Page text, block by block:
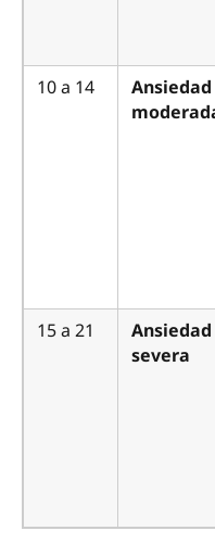
10 a 14
Ansiedad
15 a 21
Ansiedad
severa